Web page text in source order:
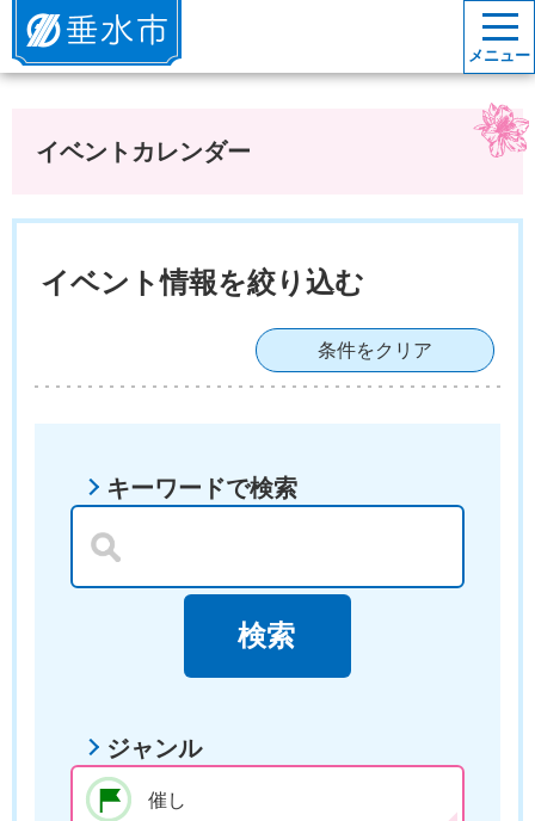
垂水市
メニュー
イベントカレンダー
イベント情報を絞り込む
条件をクリア
キーワードで検索
ジャンル
催し